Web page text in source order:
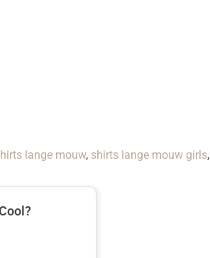
lange mouw, shirts lange mouw girls,